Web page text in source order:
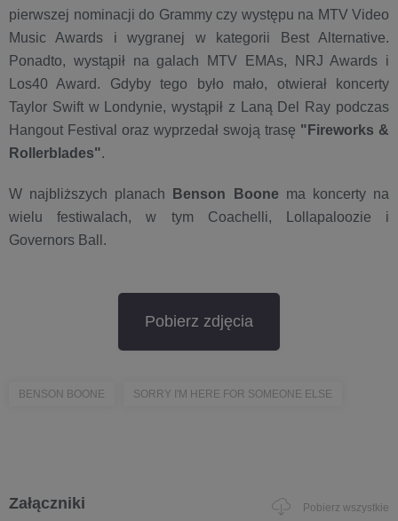
pierwszej nominacji do Grammy czy występu na MTV Video
Music Awards i wygranej w kategorii Best Alternative.
Ponadto, wystąpił na galach MTV EMAs, NRJ Awards i
Los40 Award. Gdyby tego było mało, otwierał koncerty
Taylor Swift w Londynie, wystąpił z Laną Del Ray podczas
Hangout Festival oraz wyprzedał swoją trasę "Fireworks &
Rollerblades".
W najbliższych planach Benson Boonema koncerty na
wielu festiwalach, w tym Coachelli, Lollapaloozie i
Governors Ball.
Pobierz zdjęcia
BENSON BOONE SORRY I'M HERE FOR SOMEONE ELSE
Załączniki Pobierz wszystkie